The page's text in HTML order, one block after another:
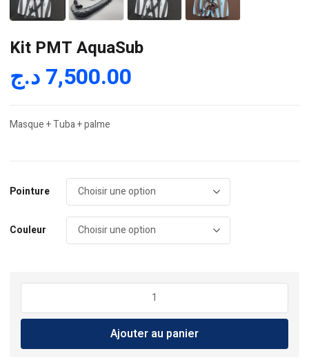
Kit PMT AquaSub
7,500.00د.ج
Masque + Tuba + palme
Pointure
Couleur
quantité
Kit
AquaSub
Ajouter au panier